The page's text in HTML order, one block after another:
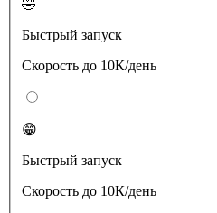
🤣
Быстрый запуск
Скорость до 10К/день
😁
Быстрый запуск
Скорость до 10К/день